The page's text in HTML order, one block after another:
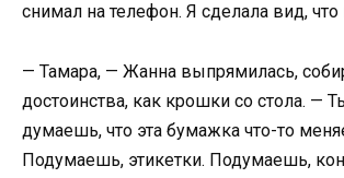
снимал на телефон. Я сделала вид, что
— Тамара, — Жанна выпрямилась,
достоинства, как крошки со стола. —
думаешь, что эта бумажка что-то
Подумаешь, этикетки. Подумаешь,